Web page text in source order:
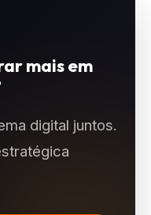
mais em
digital juntos.